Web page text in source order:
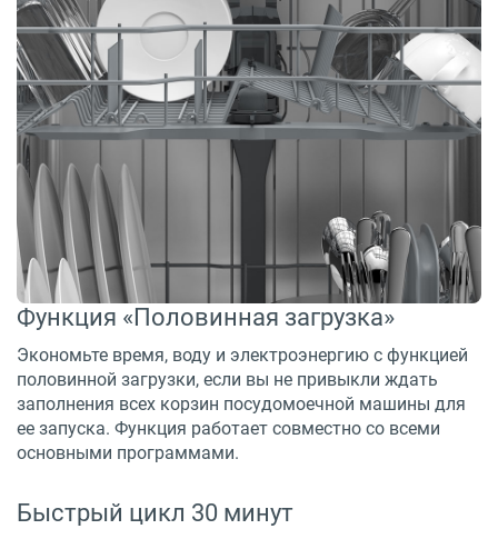
Функция «Половинная загрузка»
Экономьте время, воду и электроэнергию с функцией
половинной загрузки, если вы не привыкли ждать
заполнения всех корзин посудомоечной машины для
ее запуска. Функция работает совместно со всеми
основными программами.
Быстрый цикл 30 минут